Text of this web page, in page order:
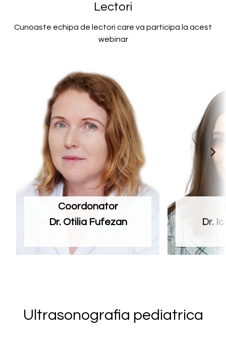
Lectori
Cunoaste echipa de lectori care va participa la acest
webinar
Coordonator
Dr. Otilia Fufezan
Dr.
Ultrasonografia pediatrica